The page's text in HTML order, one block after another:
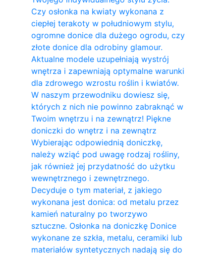
Czy osłonka na kwiaty wykonana z
ciepłej terakoty w południowym stylu,
ogromne donice dla dużego ogrodu, czy
złote donice dla odrobiny glamour.
Aktualne modele uzupełniają wystrój
wnętrza i zapewniają optymalne warunki
dla zdrowego wzrostu roślin i kwiatów.
W naszym przewodniku dowiesz się,
których z nich nie powinno zabraknąć w
Twoim wnętrzu i na zewnątrz! Piękne
doniczki do wnętrz i na zewnątrz
Wybierając odpowiednią doniczkę,
należy wziąć pod uwagę rodzaj rośliny,
jak również jej przydatność do użytku
wewnętrznego i zewnętrznego.
Decyduje o tym materiał, z jakiego
wykonana jest donica: od metalu przez
kamień naturalny po tworzywo
sztuczne. Osłonka na doniczkę Donice
wykonane ze szkła, metalu, ceramiki lub
materiałów syntetycznych nadają się do